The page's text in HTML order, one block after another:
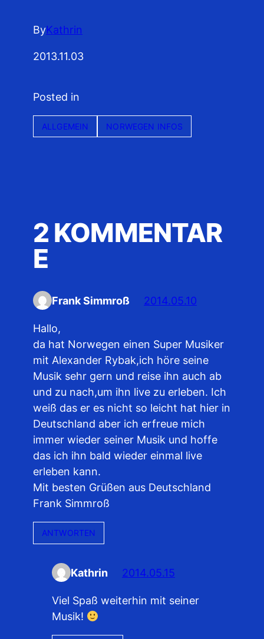
ByKathrin
2013.11.03
Posted in
ALLGEMEIN NORWEGEN INFOS
2 KOMMENTAR
E
Frank Simmroß 2014.05.10
Hallo,
da hat Norwegen einen Super Musiker
mit Alexander Rybak,ich höre seine
Musik sehr gern und reise ihn auch ab
und zu nach,um ihn live zu erleben. Ich
weiß das er es nicht so leicht hat hier in
Deutschland aber ich erfreue mich
immer wieder seiner Musik und hoffe
das ich ihn bald wieder einmal live
erleben kann.
Mit besten Grüßen aus Deutschland
Frank Simmroß
ANTWORTEN
Kathrin 2014.05.15
Viel Spaß weiterhin mit seiner
Musik!